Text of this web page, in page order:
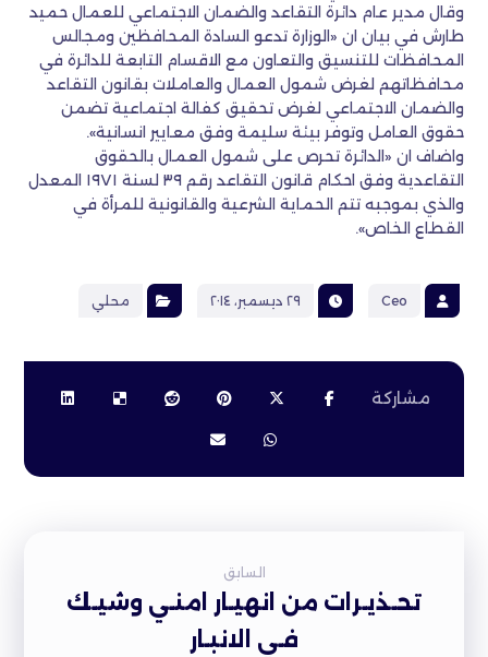
وقال مدير عام دائرة التقاعد والضمان الاجتماعي للعمال حميد
طارش في بيان ان «الوزارة تدعو السادة المحافظين ومجالس
المحافظات للتنسيق والتعاون مع الاقسام التابعة للدائرة في
محافظاتهم لغرض شمول العمال والعاملات بقانون التقاعد
والضمان الاجتماعي لغرض تحقيق كفالة اجتماعية تضمن
حقوق العامل وتوفر بيئة سليمة وفق معايير انسانية».
واضاف ان «الدائرة تحرص على شمول العمال بالحقوق
التقاعدية وفق احكام قانون التقاعد رقم ٣٩ لسنة ١٩٧١ المعدل
والذي بموجبه تتم الحماية الشرعية والقانونية للمرأة في
القطاع الخاص».
Ceo ٢٩ ديسمبر، ٢٠١٤ محلي
السابق
تحـذيـرات من انهيـار امنـي وشيـك
فـي الانبـار